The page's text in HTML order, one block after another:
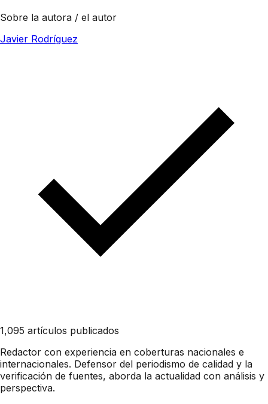
Sobre la autora / el autor
Javier Rodríguez
1,095 artículos publicados
Redactor con experiencia en coberturas nacionales e
internacionales. Defensor del periodismo de calidad y la
verificación de fuentes, aborda la actualidad con análisis y
perspectiva.